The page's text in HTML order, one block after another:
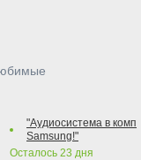
"Аудиосистема в
Samsung!"
Осталось 23 дня